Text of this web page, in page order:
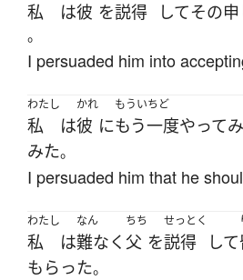
私 は彼 を説得 してその
。
I persuaded him into
わたし
私 は
かれ
彼 に
もういちど
もう一度やって
みた。
I persuaded him that he
わたし
私 は
なん
難なく
ちち
父 を
せっとく
説得 して
もらった。